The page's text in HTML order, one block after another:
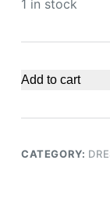
1 in stock
Add to cart
CATEGORY: